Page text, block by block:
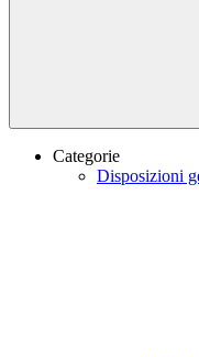
Categorie
Disposizioni